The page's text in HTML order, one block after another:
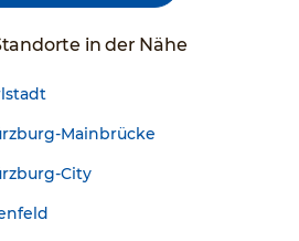
in der Nähe
Mainbrücke
City